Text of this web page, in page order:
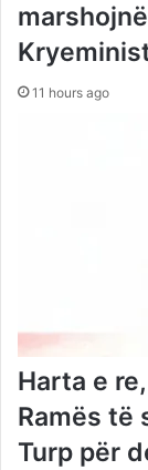
11 hours ago
Harta e
Ramës të
Turp për